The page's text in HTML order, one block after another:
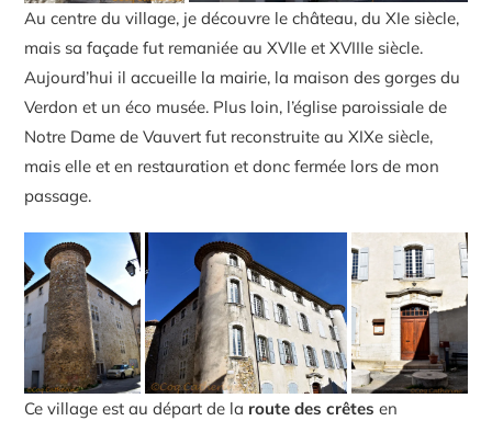
Au centre du village, je découvre le château, du XIe siècle,
mais sa façade fut remaniée au XVIIe et XVIIIe siècle.
Aujourd’hui il accueille la mairie, la maison des gorges du
Verdon et un éco musée. Plus loin, l’église paroissiale de
Notre Dame de Vauvert fut reconstruite au XIXe siècle,
mais elle et en restauration et donc fermée lors de mon
passage.
Ce village est au départ de la route des crêtes en